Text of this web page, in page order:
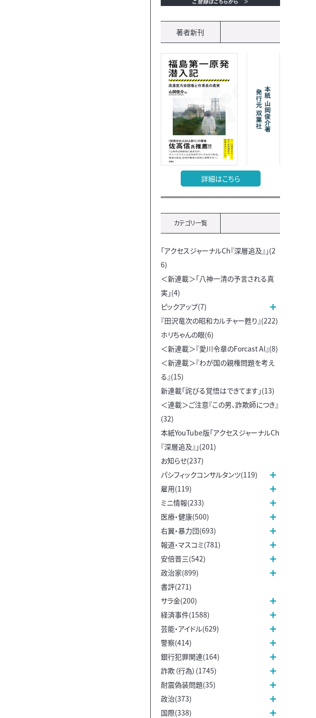
著者新刊
詳細はこちら
カテゴリ一覧
「アクセスジャーナルCh『深層追及』」(2
6)
＜新連載＞「八神一清の予言される真
実」(4)
ピックアップ(7)
『田沢竜次の昭和カルチャー甦り』(222)
ホリちゃんの眼(6)
＜新連載＞『愛川令章のForcast AI』(8)
＜新連載＞『わが国の親権問題を考え
る』(15)
新連載「詫びる覚悟はできてます」(13)
＜連載＞ご注意『この男、詐欺師につき』
(32)
本紙YouTube版「アクセスジャーナルCh
『深層追及』」(201)
お知らせ(237)
パシフィックコンサルタンツ(119)
雇用(119)
ミニ情報(233)
医療・健康(500)
右翼・暴力団(693)
報道・マスコミ(781)
安倍晋三(542)
政治家(899)
書評(271)
サラ金(200)
経済事件(1588)
芸能・アイドル(629)
警察(414)
銀行犯罪関連(164)
詐欺（行為）(1745)
耐震偽装問題(35)
政治(373)
国際(338)